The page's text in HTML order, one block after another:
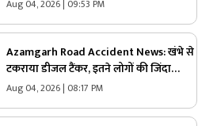
Aug 04, 2026 | 09:53 PM
Azamgarh Road Accident News: खंभे से
टकराया डीजल टैंकर, इतने लोगों की जिंदा
जलकर हुई मौत, शवों की हालत देख पुलिस भी
Aug 04, 2026 | 08:17 PM